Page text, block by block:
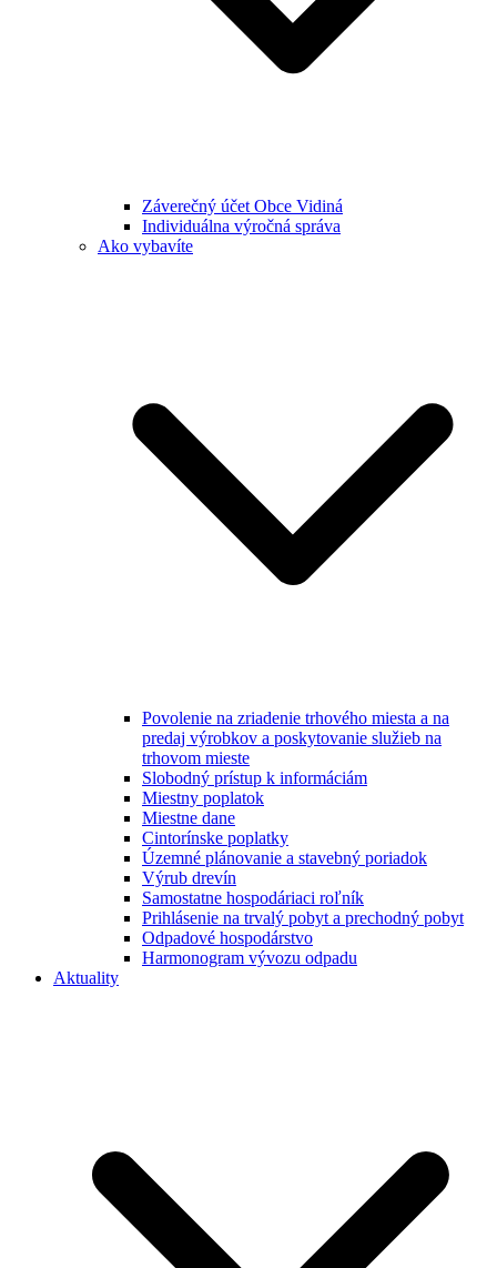
Záverečný účet Obce Vidiná
Individuálna výročná správa
Ako vybavíte
Povolenie na zriadenie trhového miesta a na
predaj výrobkov a poskytovanie služieb na
trhovom mieste
Slobodný prístup k informáciám
Miestny poplatok
Miestne dane
Cintorínske poplatky
Územné plánovanie a stavebný poriadok
Výrub drevín
Samostatne hospodáriaci roľník
Prihlásenie na trvalý pobyt a prechodný pobyt
Odpadové hospodárstvo
Harmonogram vývozu odpadu
Aktuality